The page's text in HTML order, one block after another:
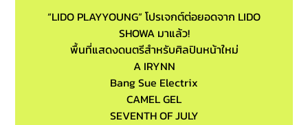
“LIDO PLAYYOUNG” โปรเจกต์ต่อยอดจาก LIDO
SHOWA มาแล้ว!
พื้นที่แสดงดนตรีสำหรับศิลปินหน้าใหม่
A IRYNN
Bang Sue Electrix
CAMEL GEL
SEVENTH OF JULY